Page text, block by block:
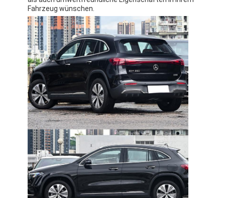
Fahrzeug wünschen.